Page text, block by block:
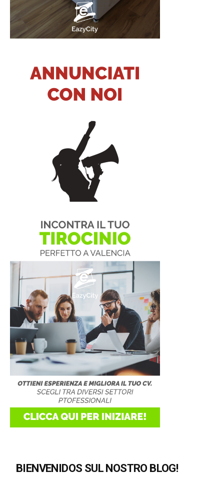
BIENVENIDOS SUL NOSTRO BLOG!